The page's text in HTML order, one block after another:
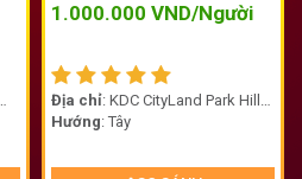
1.000.000 VND/Người
Địa chỉ: KDC CityLand Park Hills,
Phường 10, Quận Gò Vấp, Thành
Hướng : Tây